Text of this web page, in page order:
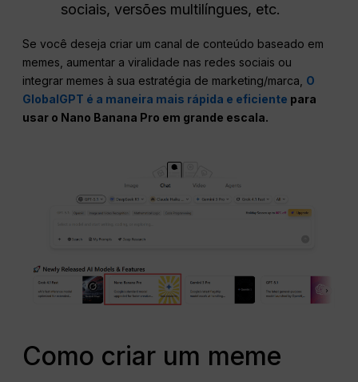
sociais, versões multilíngues, etc.
Se você deseja criar um canal de conteúdo baseado em
memes, aumentar a viralidade nas redes sociais ou
integrar memes à sua estratégia de marketing/marca, O
GlobalGPT é a maneira mais rápida e eficiente para
usar o Nano Banana Pro em grande escala.
Como criar um meme